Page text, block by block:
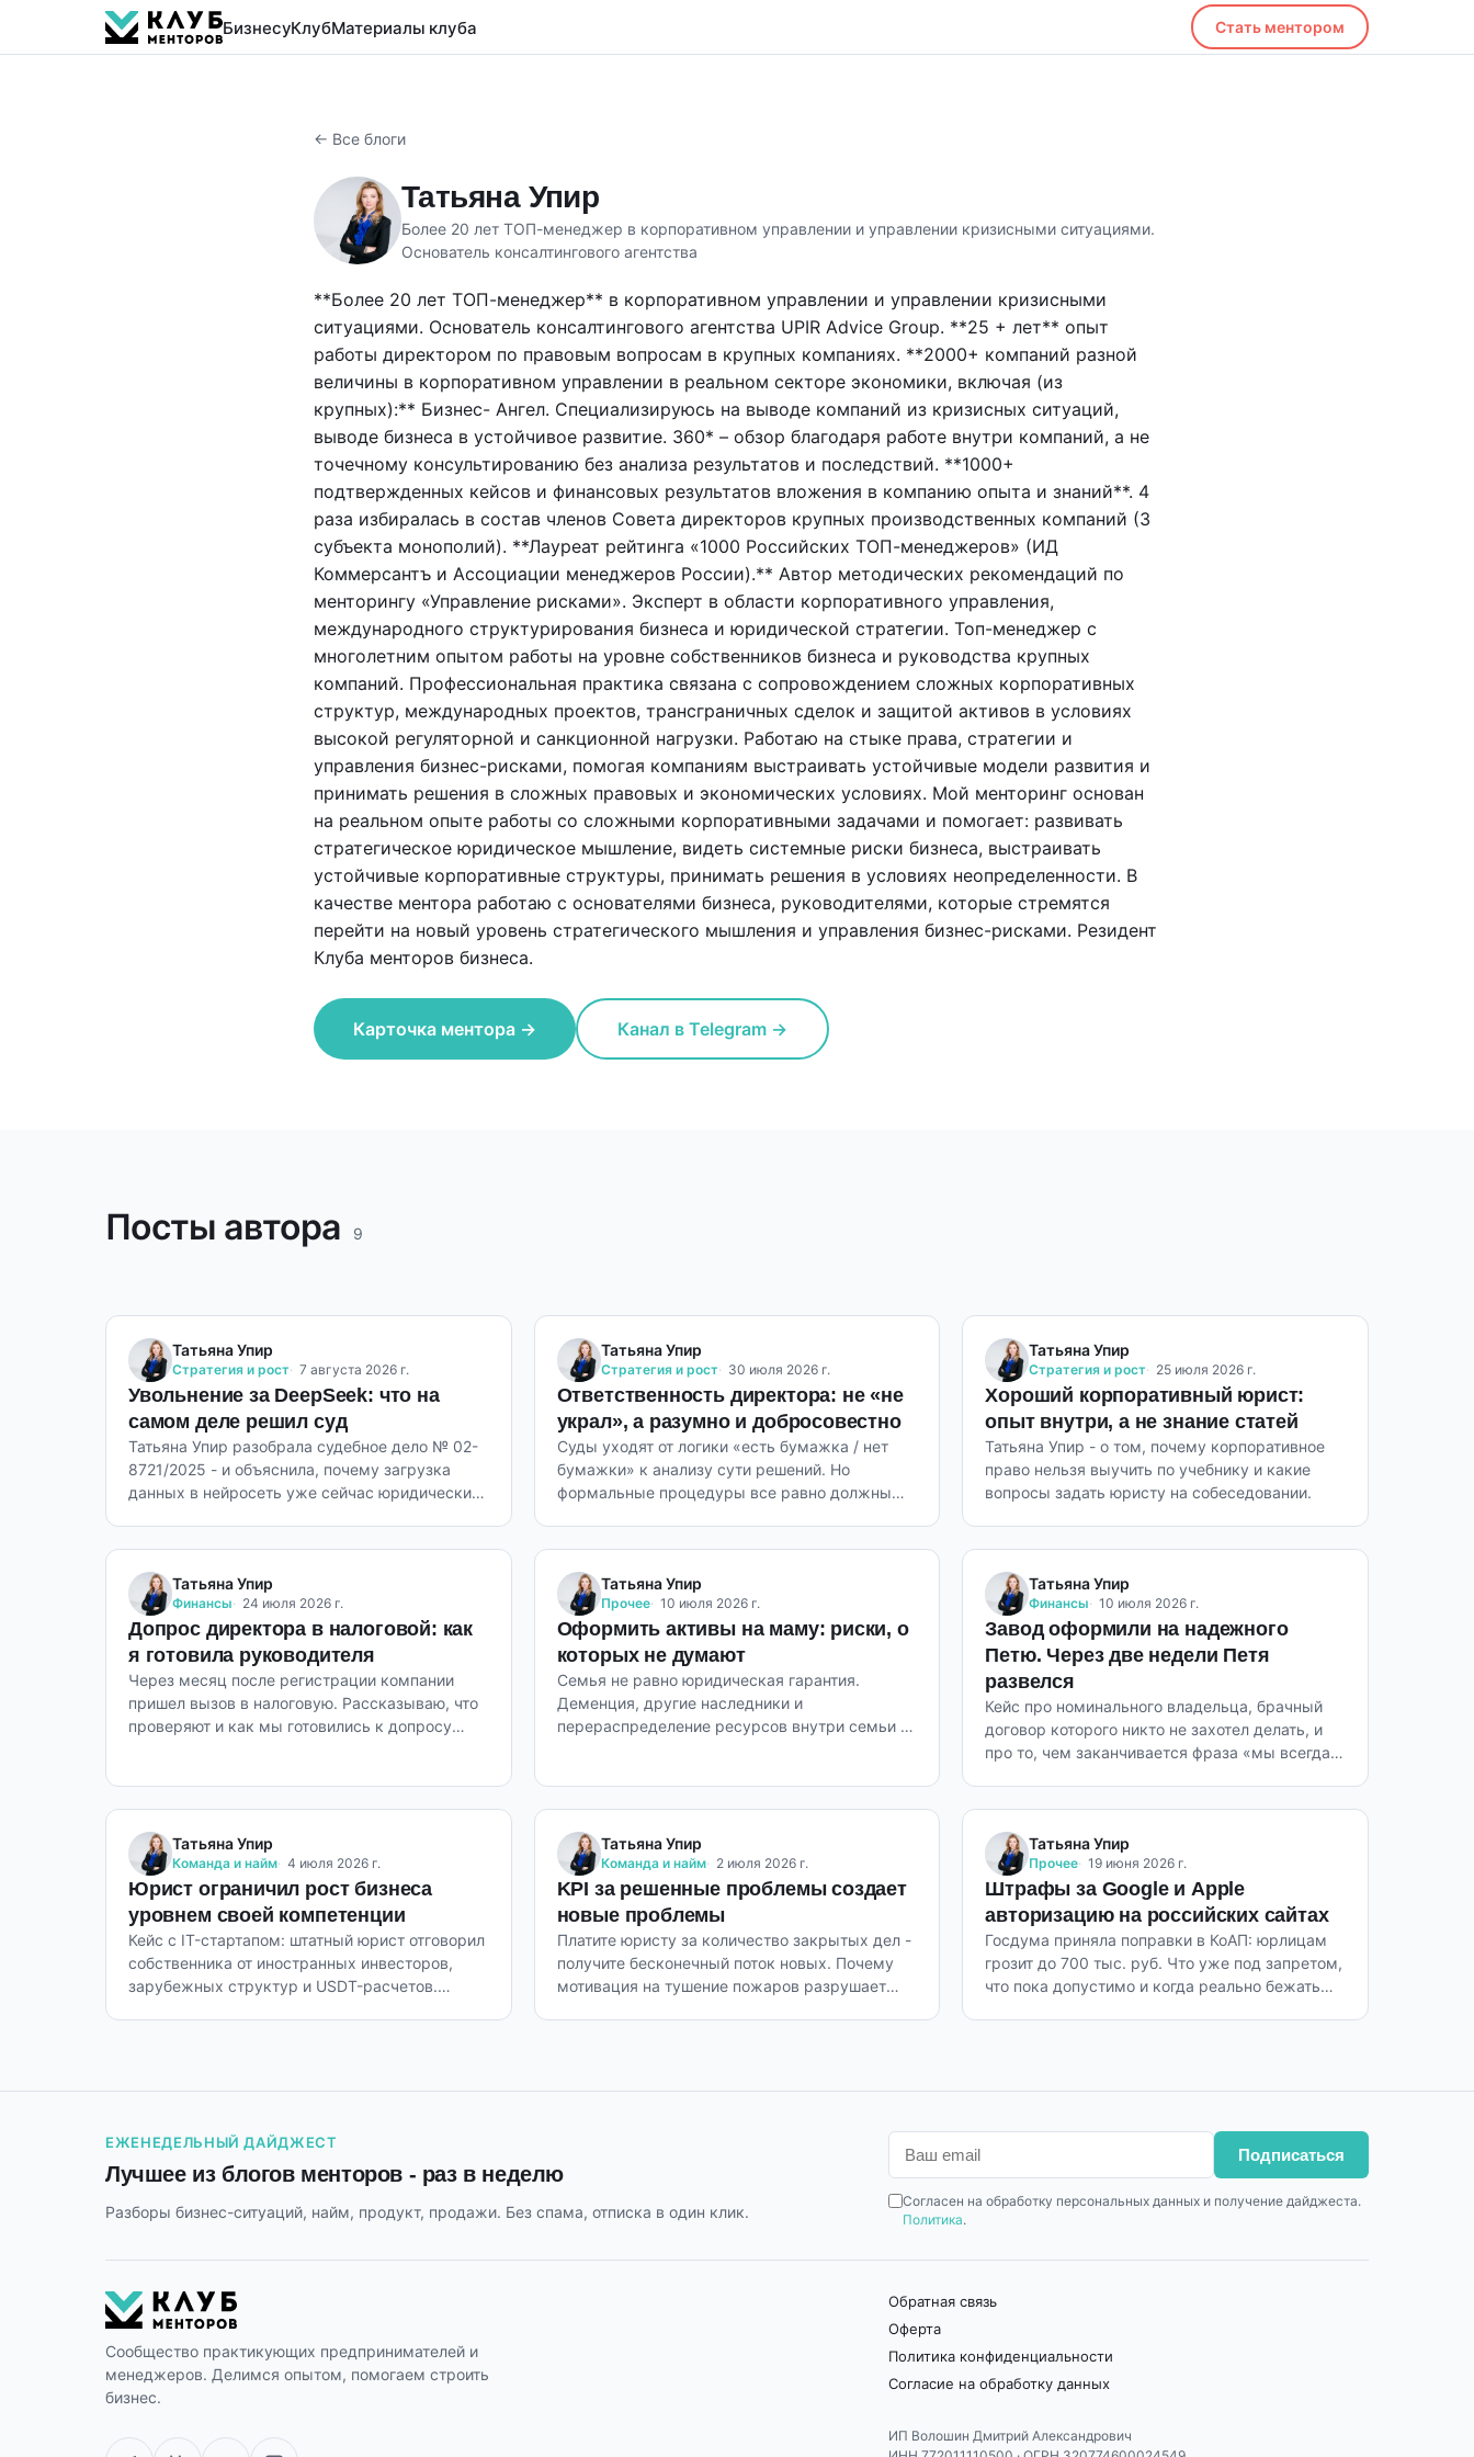
БизнесуКлубМатериалы клуба Стать ментором
← Все блоги
Татьяна Упир
Более 20 лет ТОП-менеджер в корпоративном управлении и управлении кризисными ситуациями.
Основатель консалтингового агентства
**Более 20 лет ТОП-менеджер** в корпоративном управлении и управлении кризисными
ситуациями. Основатель консалтингового агентства UPIR Advice Group. **25 + лет** опыт
работы директором по правовым вопросам в крупных компаниях. **2000+ компаний разной
величины в корпоративном управлении в реальном секторе экономики, включая (из
крупных):** Бизнес- Ангел. Специализируюсь на выводе компаний из кризисных ситуаций,
выводе бизнеса в устойчивое развитие. 360* – обзор благодаря работе внутри компаний, а не
точечному консультированию без анализа результатов и последствий. **1000+
подтвержденных кейсов и финансовых результатов вложения в компанию опыта и знаний**. 4
раза избиралась в состав членов Совета директоров крупных производственных компаний (3
субъекта монополий). **Лауреат рейтинга «1000 Российских ТОП-менеджеров» (ИД
Коммерсантъ и Ассоциации менеджеров России).** Автор методических рекомендаций по
менторингу «Управление рисками». Эксперт в области корпоративного управления,
международного структурирования бизнеса и юридической стратегии. Топ-менеджер с
многолетним опытом работы на уровне собственников бизнеса и руководства крупных
компаний. Профессиональная практика связана с сопровождением сложных корпоративных
структур, международных проектов, трансграничных сделок и защитой активов в условиях
высокой регуляторной и санкционной нагрузки. Работаю на стыке права, стратегии и
управления бизнес-рисками, помогая компаниям выстраивать устойчивые модели развития и
принимать решения в сложных правовых и экономических условиях. Мой менторинг основан
на реальном опыте работы со сложными корпоративными задачами и помогает: развивать
стратегическое юридическое мышление, видеть системные риски бизнеса, выстраивать
устойчивые корпоративные структуры, принимать решения в условиях неопределенности. В
качестве ментора работаю с основателями бизнеса, руководителями, которые стремятся
перейти на новый уровень стратегического мышления и управления бизнес-рисками. Резидент
Клуба менторов бизнеса.
Карточка ментора → Канал в Telegram →
Посты автора 9
Татьяна Упир
Стратегия и рост 7 августа 2026 г.
Увольнение за DeepSeek: что на
самом деле решил суд
Татьяна Упир разобрала судебное дело № 02-
8721/2025 - и объяснила, почему загрузка
данных в нейросеть уже сейчас юридически
Татьяна Упир
Стратегия и рост 30 июля 2026 г.
Ответственность директора: не «не
украл», а разумно и добросовестно
Суды уходят от логики «есть бумажка / нет
бумажки» к анализу сути решений. Но
формальные процедуры все равно должны
Татьяна Упир
Стратегия и рост 25 июля 2026 г.
Хороший корпоративный юрист:
опыт внутри, а не знание статей
Татьяна Упир - о том, почему корпоративное
право нельзя выучить по учебнику и какие
вопросы задать юристу на собеседовании.
Татьяна Упир
Финансы 24 июля 2026 г.
Допрос директора в налоговой: как
я готовила руководителя
Через месяц после регистрации компании
пришел вызов в налоговую. Рассказываю, что
проверяют и как мы готовились к допросу
Татьяна Упир
Прочее 10 июля 2026 г.
Оформить активы на маму: риски, о
которых не думают
Семья не равно юридическая гарантия.
Деменция, другие наследники и
перераспределение ресурсов внутри семьи -
Татьяна Упир
Финансы 10 июля 2026 г.
Завод оформили на надежного
Петю. Через две недели Петя
развелся
Кейс про номинального владельца, брачный
договор которого никто не захотел делать, и
про то, чем заканчивается фраза «мы всегда
Татьяна Упир
Команда и найм 4 июля 2026 г.
Юрист ограничил рост бизнеса
уровнем своей компетенции
Кейс с IT-стартапом: штатный юрист отговорил
собственника от иностранных инвесторов,
зарубежных структур и USDT-расчетов.
Татьяна Упир
Команда и найм 2 июля 2026 г.
KPI за решенные проблемы создает
новые проблемы
Платите юристу за количество закрытых дел -
получите бесконечный поток новых. Почему
мотивация на тушение пожаров разрушает
Татьяна Упир
Прочее 19 июня 2026 г.
Штрафы за Google и Apple
авторизацию на российских сайтах
Госдума приняла поправки в КоАП: юрлицам
грозит до 700 тыс. руб. Что уже под запретом,
что пока допустимо и когда реально бежать
ЕЖЕНЕДЕЛЬНЫЙ ДАЙДЖЕСТ
Лучшее из блогов менторов - раз в неделю
Разборы бизнес-ситуаций, найм, продукт, продажи. Без спама, отписка в один клик.
Подписаться
Согласен на обработку персональных данных и получение дайджеста.
Политика.
Сообщество практикующих предпринимателей и
менеджеров. Делимся опытом, помогаем строить
бизнес.
Обратная связь
Оферта
Политика конфиденциальности
Согласие на обработку данных
ИП Волошин Дмитрий Александрович